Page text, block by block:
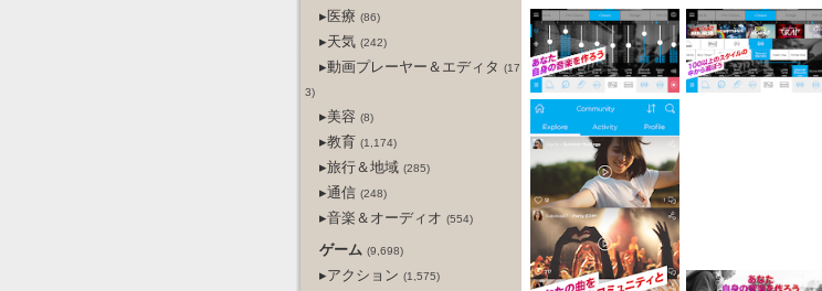
▸医療 (86)
▸天気 (242)
▸動画プレーヤー＆エディタ (17
3)
▸美容 (8)
▸教育 (1,174)
▸旅行＆地域 (285)
▸通信 (248)
▸音楽＆オーディオ (554)
ゲーム (9,698)
▸アクション (1,575)